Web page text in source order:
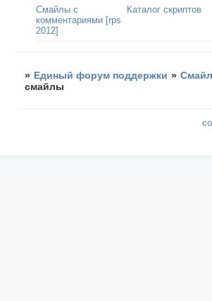
Смайлы с
комментариями [rps
2012]
Каталог скриптов
» Единый форум поддержки »
смайлы